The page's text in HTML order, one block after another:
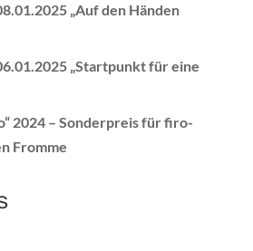
„Auf den Händen
„Startpunkt für eine
2024 – Sonderpreis für firo-
Fromme